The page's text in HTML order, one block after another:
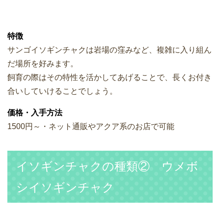
特徴
サンゴイソギンチャクは岩場の窪みなど、複雑に入り組ん
だ場所を好みます。
飼育の際はその特性を活かしてあげることで、長くお付き
合いしていけることでしょう。
価格・入手方法
1500円～・ネット通販やアクア系のお店で可能
イソギンチャクの種類② ウメボ
シイソギンチャク